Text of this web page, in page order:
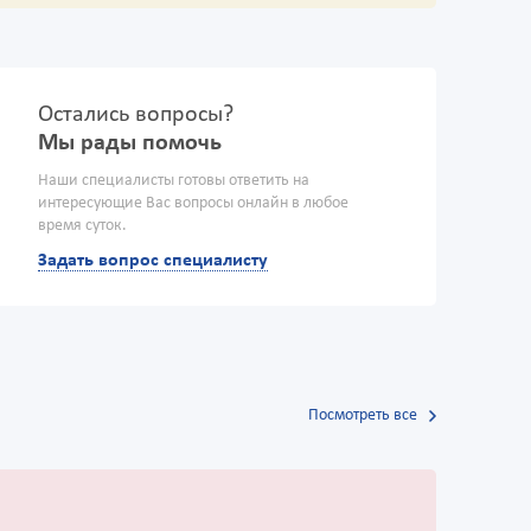
Остались вопросы?
Мы рады помочь
Наши специалисты готовы ответить на
интересующие Вас вопросы онлайн в любое
время суток.
Задать вопрос специалисту
Посмотреть все